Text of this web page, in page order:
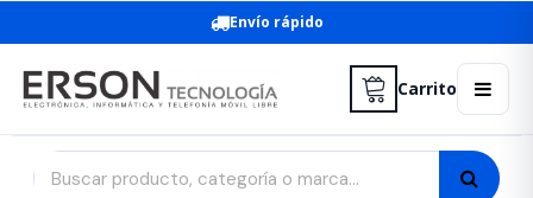
Envío rápido
Carrito